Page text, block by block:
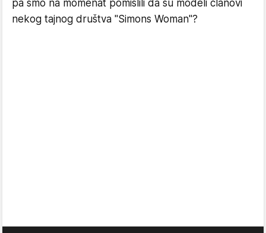
pa smo na momenat pomislili da su modeli članovi
nekog tajnog društva "Simons Woman"?